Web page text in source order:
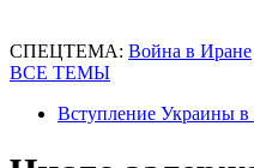
СПЕЦТЕМА: Война в Иране
ВСЕ ТЕМЫ
Вступление Украины